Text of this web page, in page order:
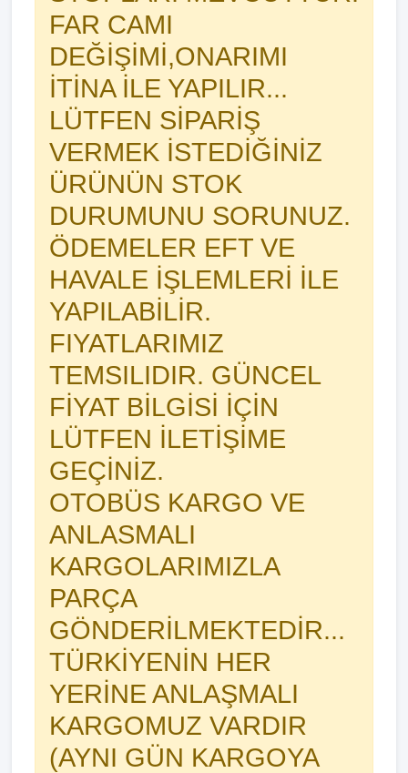
FAR CAMI
DEĞİŞİMİ,ONARIMI
İTİNA İLE YAPILIR...
LÜTFEN SİPARİŞ
VERMEK İSTEDİĞİNİZ
ÜRÜNÜN STOK
DURUMUNU SORUNUZ.
ÖDEMELER EFT VE
HAVALE İŞLEMLERİ İLE
YAPILABİLİR.
FIYATLARIMIZ
TEMSILIDIR. GÜNCEL
FİYAT BİLGİSİ İÇİN
LÜTFEN İLETİŞİME
GEÇİNİZ.
OTOBÜS KARGO VE
ANLASMALI
KARGOLARIMIZLA
PARÇA
GÖNDERİLMEKTEDİR...
TÜRKİYENİN HER
YERİNE ANLAŞMALI
KARGOMUZ VARDIR
(AYNI GÜN KARGOYA